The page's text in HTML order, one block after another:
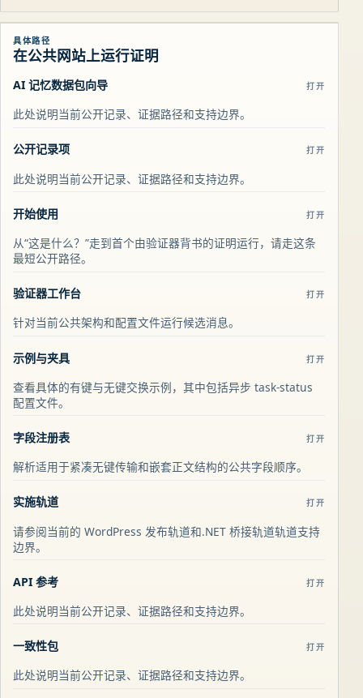
具体路径
在公共网站上运行证明
AI 记忆数据包向导 打开
此处说明当前公开记录、证据路径和支持边界。
公开记录项 打开
此处说明当前公开记录、证据路径和支持边界。
开始使用 打开
从“这是什么？”走到首个由验证器背书的证明运行，请走这条
最短公开路径。
验证器工作台 打开
针对当前公共架构和配置文件运行候选消息。
示例与夹具 打开
查看具体的有键与无键交换示例，其中包括异步 task-status
配置文件。
字段注册表 打开
解析适用于紧凑无键传输和嵌套正文结构的公共字段顺序。
实施轨道 打开
请参阅当前的 WordPress 发布轨道和.NET 桥接轨道轨道支持
边界。
API 参考 打开
此处说明当前公开记录、证据路径和支持边界。
一致性包 打开
此处说明当前公开记录、证据路径和支持边界。